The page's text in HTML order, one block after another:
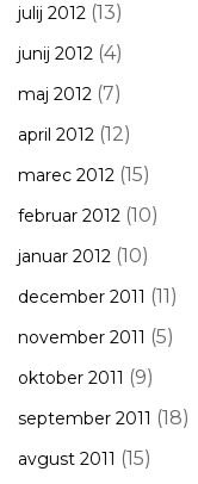
julij 2012 (13)
junij 2012 (4)
maj 2012 (7)
april 2012 (12)
marec 2012 (15)
februar 2012 (10)
januar 2012 (10)
december 2011 (11)
november 2011 (5)
oktober 2011 (9)
september 2011 (18)
avgust 2011 (15)